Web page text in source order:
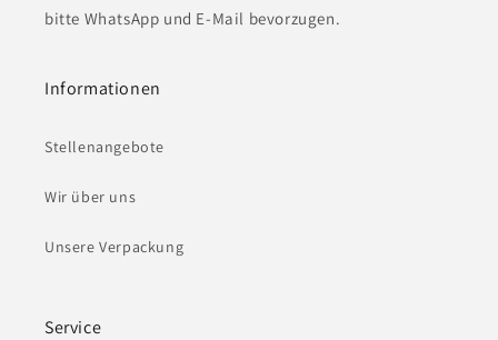
bitte WhatsApp und E-Mail bevorzugen.
Informationen
Stellenangebote
Wir über uns
Unsere Verpackung
Service